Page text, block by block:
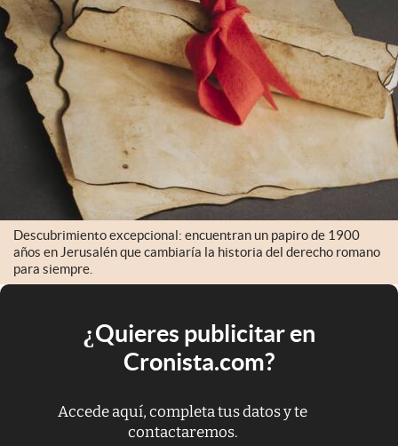
Descubrimiento excepcional: encuentran un papiro de 1900
años en Jerusalén que cambiaría la historia del derecho romano
para siempre.
¿Quieres publicitar en
Cronista.com?
Accede aquí, completa tus datos y te
contactaremos.